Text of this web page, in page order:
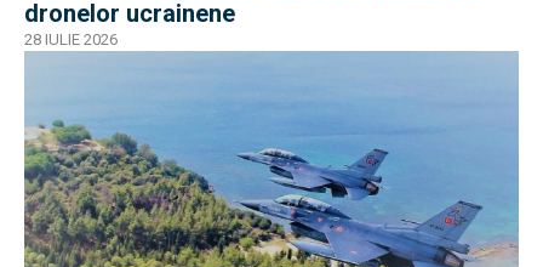
dronelor ucrainene
28 IULIE 2026